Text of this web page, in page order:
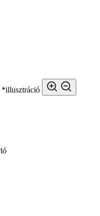
*illusztráció